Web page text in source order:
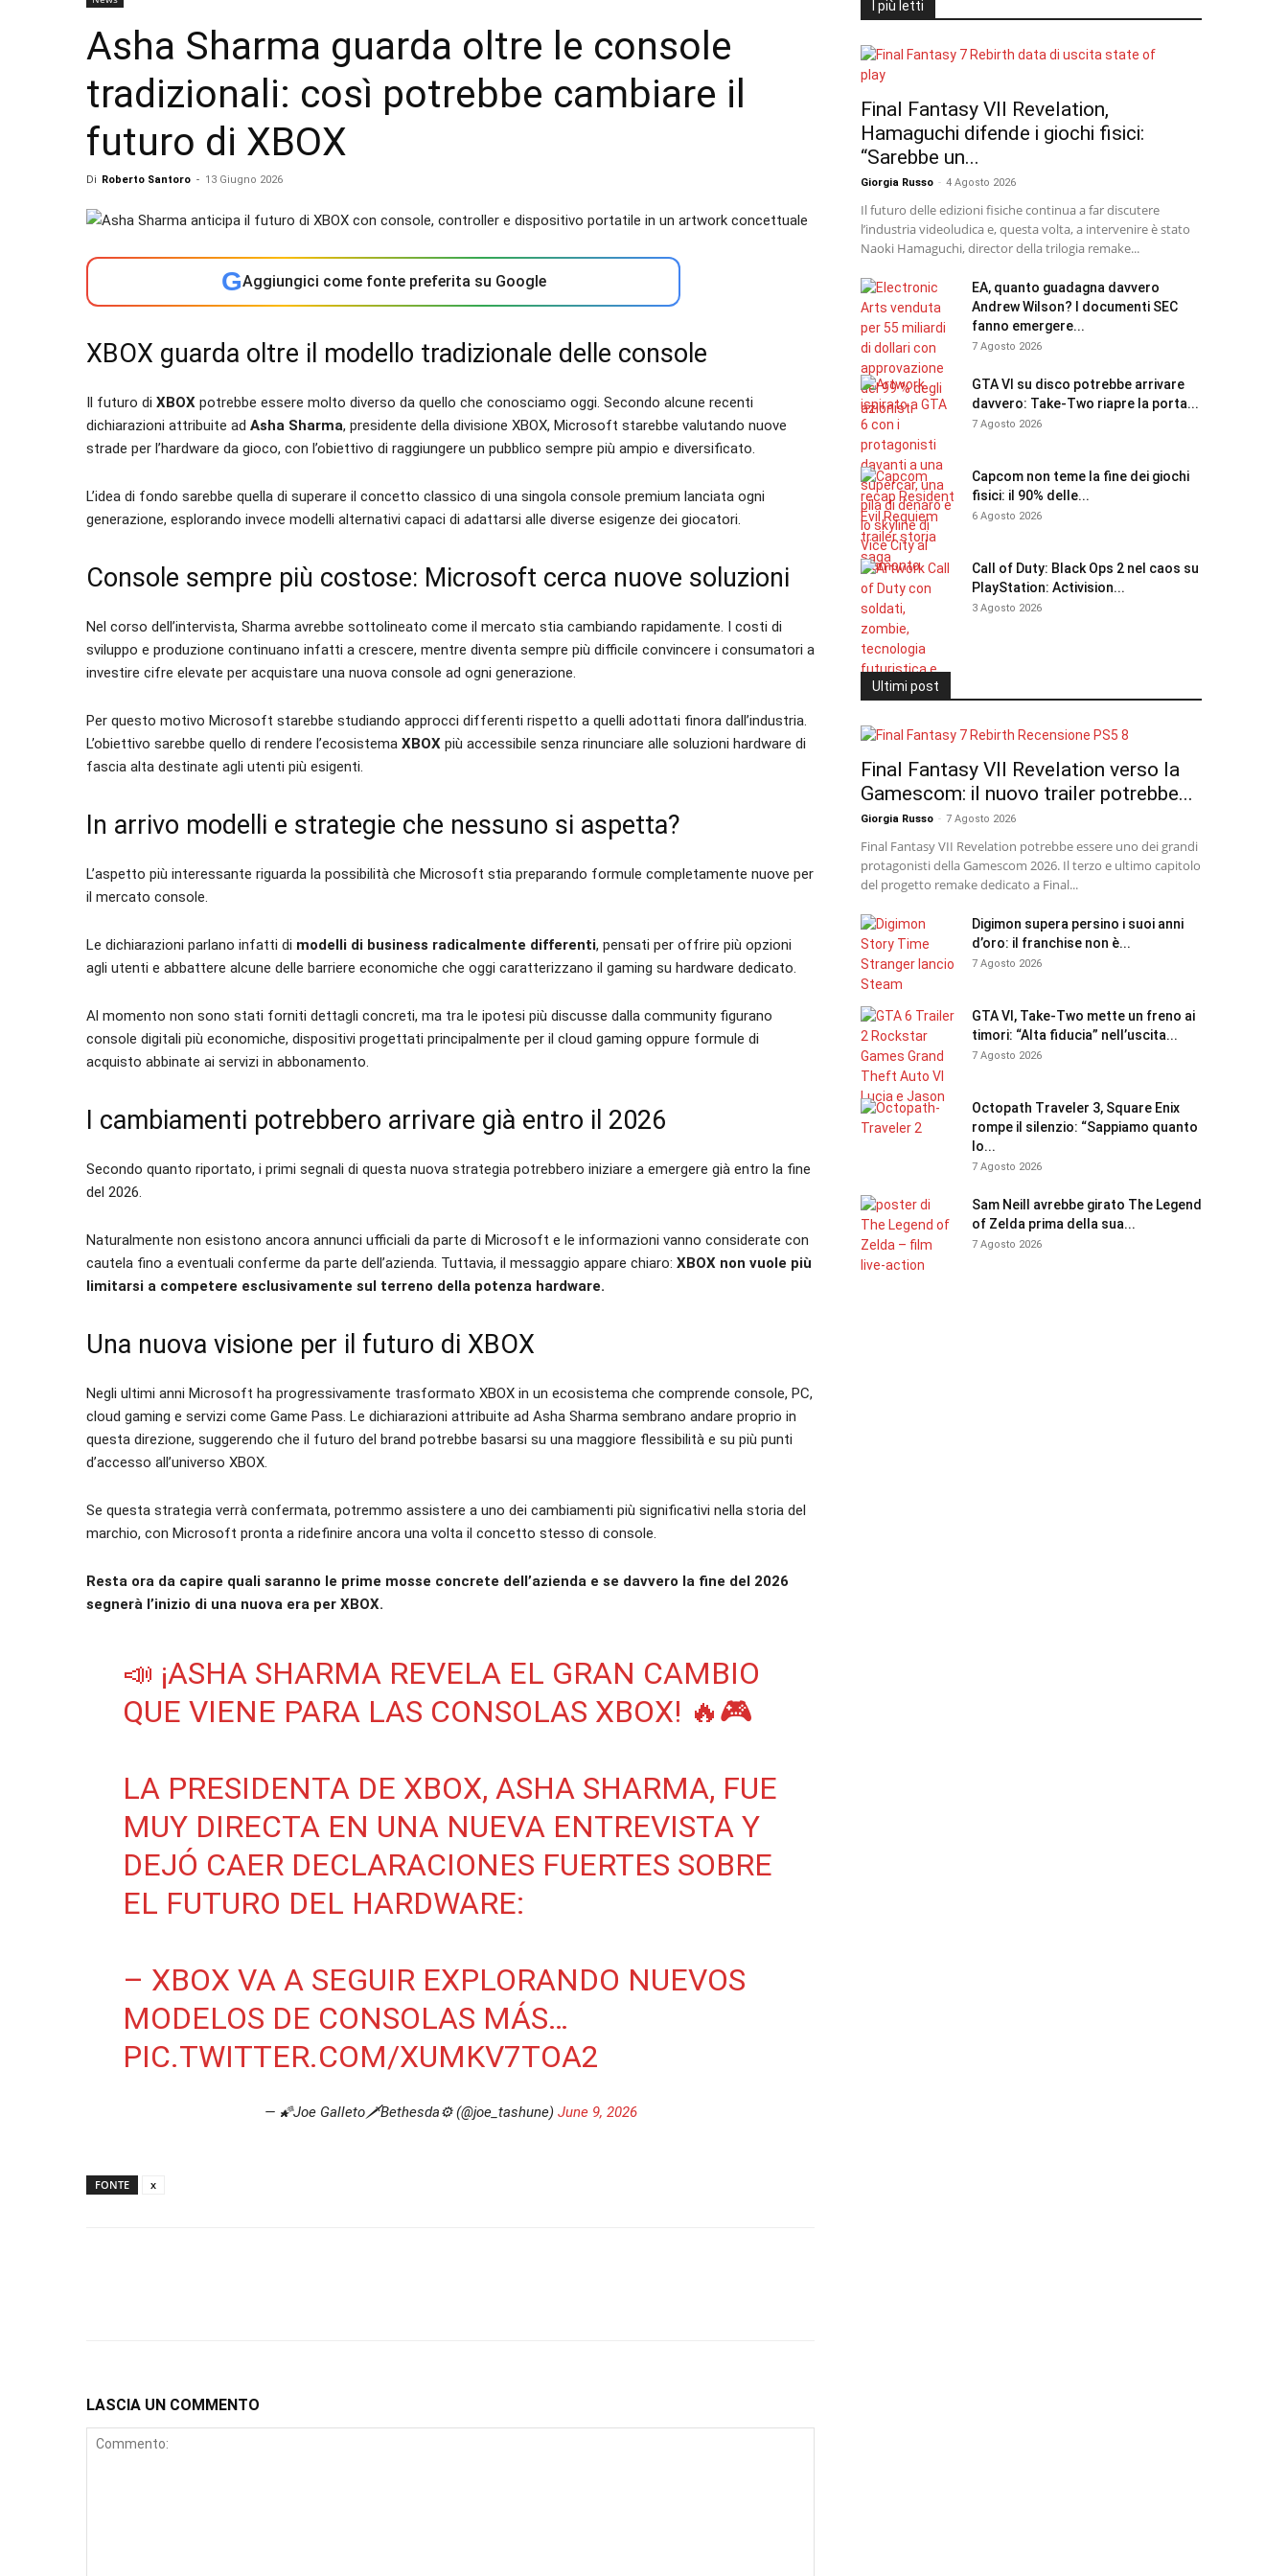
Asha Sharma guarda oltre le console
tradizionali: così potrebbe cambiare il
futuro di XBOX
Di Roberto Santoro - 13 Giugno 2026
GAggiungici come fonte preferita su Google
XBOX guarda oltre il modello tradizionale delle console
Il futuro di XBOX potrebbe essere molto diverso da quello che conosciamo oggi. Secondo alcune recenti
dichiarazioni attribuite ad Asha Sharma, presidente della divisione XBOX, Microsoft starebbe valutando nuove
strade per l’hardware da gioco, con l’obiettivo di raggiungere un pubblico sempre più ampio e diversificato.
L’idea di fondo sarebbe quella di superare il concetto classico di una singola console premium lanciata ogni
generazione, esplorando invece modelli alternativi capaci di adattarsi alle diverse esigenze dei giocatori.
Console sempre più costose: Microsoft cerca nuove soluzioni
Nel corso dell’intervista, Sharma avrebbe sottolineato come il mercato stia cambiando rapidamente. I costi di
sviluppo e produzione continuano infatti a crescere, mentre diventa sempre più difficile convincere i consumatori a
investire cifre elevate per acquistare una nuova console ad ogni generazione.
Per questo motivo Microsoft starebbe studiando approcci differenti rispetto a quelli adottati finora dall’industria.
L’obiettivo sarebbe quello di rendere l’ecosistema XBOX più accessibile senza rinunciare alle soluzioni hardware di
fascia alta destinate agli utenti più esigenti.
In arrivo modelli e strategie che nessuno si aspetta?
L’aspetto più interessante riguarda la possibilità che Microsoft stia preparando formule completamente nuove per
il mercato console.
Le dichiarazioni parlano infatti di modelli di business radicalmente differenti, pensati per offrire più opzioni
agli utenti e abbattere alcune delle barriere economiche che oggi caratterizzano il gaming su hardware dedicato.
Al momento non sono stati forniti dettagli concreti, ma tra le ipotesi più discusse dalla community figurano
console digitali più economiche, dispositivi progettati principalmente per il cloud gaming oppure formule di
acquisto abbinate ai servizi in abbonamento.
I cambiamenti potrebbero arrivare già entro il 2026
Secondo quanto riportato, i primi segnali di questa nuova strategia potrebbero iniziare a emergere già entro la fine
del 2026.
Naturalmente non esistono ancora annunci ufficiali da parte di Microsoft e le informazioni vanno considerate con
cautela fino a eventuali conferme da parte dell’azienda. Tuttavia, il messaggio appare chiaro: XBOX non vuole più
limitarsi a competere esclusivamente sul terreno della potenza hardware.
Una nuova visione per il futuro di XBOX
Negli ultimi anni Microsoft ha progressivamente trasformato XBOX in un ecosistema che comprende console, PC,
cloud gaming e servizi come Game Pass. Le dichiarazioni attribuite ad Asha Sharma sembrano andare proprio in
questa direzione, suggerendo che il futuro del brand potrebbe basarsi su una maggiore flessibilità e su più punti
d’accesso all’universo XBOX.
Se questa strategia verrà confermata, potremmo assistere a uno dei cambiamenti più significativi nella storia del
marchio, con Microsoft pronta a ridefinire ancora una volta il concetto stesso di console.
Resta ora da capire quali saranno le prime mosse concrete dell’azienda e se davvero la fine del 2026
segnerà l’inizio di una nuova era per XBOX.
📣 ¡ASHA SHARMA REVELA EL GRAN CAMBIO
QUE VIENE PARA LAS CONSOLAS XBOX! 🔥🎮
LA PRESIDENTA DE XBOX, ASHA SHARMA, FUE
MUY DIRECTA EN UNA NUEVA ENTREVISTA Y
DEJÓ CAER DECLARACIONES FUERTES SOBRE
EL FUTURO DEL HARDWARE:
– XBOX VA A SEGUIR EXPLORANDO NUEVOS
MODELOS DE CONSOLAS MÁS…
PIC.TWITTER.COM/XUMKV7TOA2
— 🌠Joe Galleto🗡️Bethesda⚙️ (@joe_tashune) June 9, 2026
FONTE x
LASCIA UN COMMENTO
I più letti
Final Fantasy VII Revelation,
Hamaguchi difende i giochi fisici:
“Sarebbe un...
Giorgia Russo - 4 Agosto 2026
Il futuro delle edizioni fisiche continua a far discutere
l’industria videoludica e, questa volta, a intervenire è stato
Naoki Hamaguchi, director della trilogia remake...
EA, quanto guadagna davvero
Andrew Wilson? I documenti SEC
fanno emergere...
7 Agosto 2026
GTA VI su disco potrebbe arrivare
davvero: Take-Two riapre la porta...
7 Agosto 2026
Capcom non teme la fine dei giochi
fisici: il 90% delle...
6 Agosto 2026
Call of Duty: Black Ops 2 nel caos su
PlayStation: Activision...
3 Agosto 2026
Ultimi post
Final Fantasy VII Revelation verso la
Gamescom: il nuovo trailer potrebbe...
Giorgia Russo - 7 Agosto 2026
Final Fantasy VII Revelation potrebbe essere uno dei grandi
protagonisti della Gamescom 2026. Il terzo e ultimo capitolo
del progetto remake dedicato a Final...
Digimon supera persino i suoi anni
d’oro: il franchise non è...
7 Agosto 2026
GTA VI, Take-Two mette un freno ai
timori: “Alta fiducia” nell’uscita...
7 Agosto 2026
Octopath Traveler 3, Square Enix
rompe il silenzio: “Sappiamo quanto
lo...
7 Agosto 2026
Sam Neill avrebbe girato The Legend
of Zelda prima della sua...
7 Agosto 2026